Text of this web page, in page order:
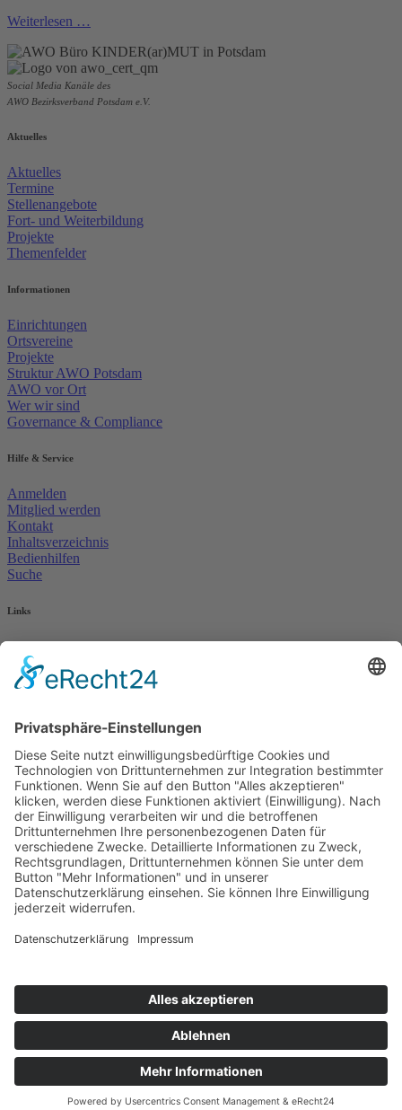
Weiterlesen …
Social Media Kanäle des
AWO Bezirksverband Potsdam e.V.
Aktuelles
Aktuelles
Termine
Stellenangebote
Fort- und Weiterbildung
Projekte
Themenfelder
Informationen
Einrichtungen
Ortsvereine
Projekte
Struktur AWO Potsdam
AWO vor Ort
Wer wir sind
Governance & Compliance
Hilfe & Service
Anmelden
Mitglied werden
Kontakt
Inhaltsverzeichnis
Bedienhilfen
Suche
Links
AWO Jobportal
AWO Ehrenamt Portal
AWO Schulgesundheitsfachkräfte
AWO Pflegeberatung
AWO Kulturhaus Babelsberg
Arbeit mit Behinderung
AWO Büro Kindermut
Kulturland Brandenburg
AWO Selbsthilfe
AWO eLearning
Kultur für JEDEN
AWO 1plus9
Dachverband Freie Suchtselbsthilfe
© 1990 - 2026 Arbeiterwohlfahrt Bezirksverband Potsdam e. V.
Impressum|Datenschutz|Barrierefreiheitserklärung
Mutige Mutmacher*innen gesucht!
Komm zu den mutigen Mutmacher*innen.